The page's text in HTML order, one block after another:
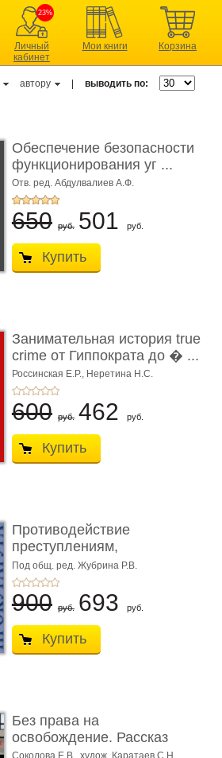
23%
Личный
кабинет
Мои книги Корзина
автору выводить по:
Обеспечение безопасности
функционирования уг ...
Отв. ред. Абдулвалиев А.Ф.
650 руб. 501 руб.
Купить
Занимательная история true
crime от Гиппократа до � ...
Россинская Е.Р., Неретина Н.С.
600 руб. 462 руб.
Купить
Противодействие
преступлениям,
совершаемым с ...
Под общ. ред. Жубрина Р.В.
900 руб. 693 руб.
Купить
Без права на
освобождение. Рассказ
Соколова Е.В., худож. Каратаев С.Н.